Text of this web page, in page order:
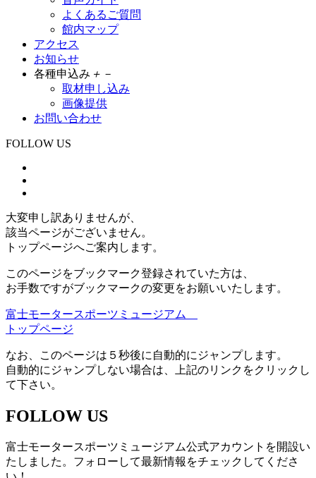
よくあるご質問
館内マップ
アクセス
お知らせ
各種申込み ＋ －
取材申し込み
画像提供
お問い合わせ
FOLLOW US
大変申し訳ありませんが、
該当ページがございません。
トップページへご案内します。
このページをブックマーク登録されていた方は、
お手数ですがブックマークの変更をお願いいたします。
富士モータースポーツミュージアム
トップページ
なお、このページは５秒後に自動的にジャンプします。
自動的にジャンプしない場合は、上記のリンクをクリックし
て下さい。
FOLLOW US
富士モータースポーツミュージアム公式アカウントを開設い
たしました。フォローして最新情報をチェックしてくださ